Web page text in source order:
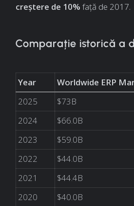
creștere de 10% față de 2017.
Comparație istorică a
Year Worldwide ERP
2025
$73B
2024
$66.0B
2023
$59.0B
2022
$44.0B
2021
$44.4B
2020
$40.0B